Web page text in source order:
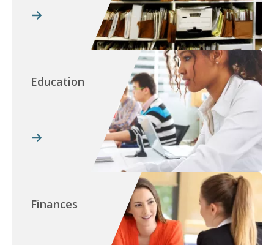
Education
Finances